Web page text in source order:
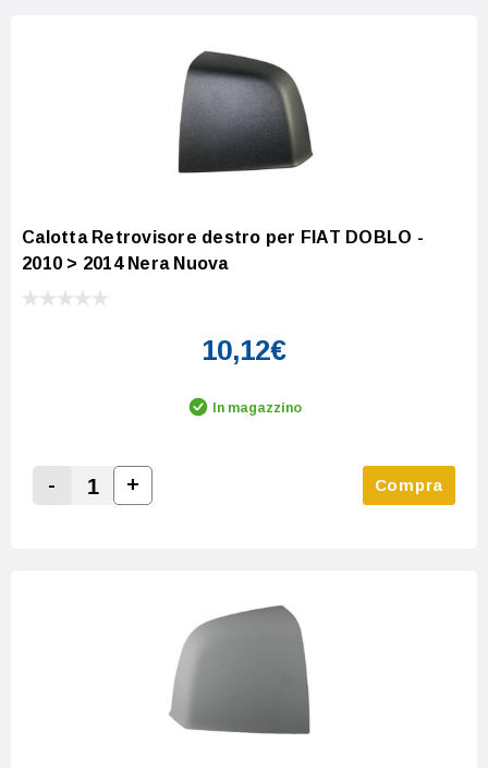
Calotta Retrovisore destro per FIAT DOBLO -
2010 > 2014 Nera Nuova
10,12€
In magazzino
Decrease Quantity:
-
Increase Quantity:
+ Compra